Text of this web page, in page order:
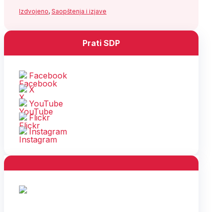
Izdvojeno, Saopštenja i izjave
Prati SDP
Facebook
X
YouTube
Flickr
Instagram